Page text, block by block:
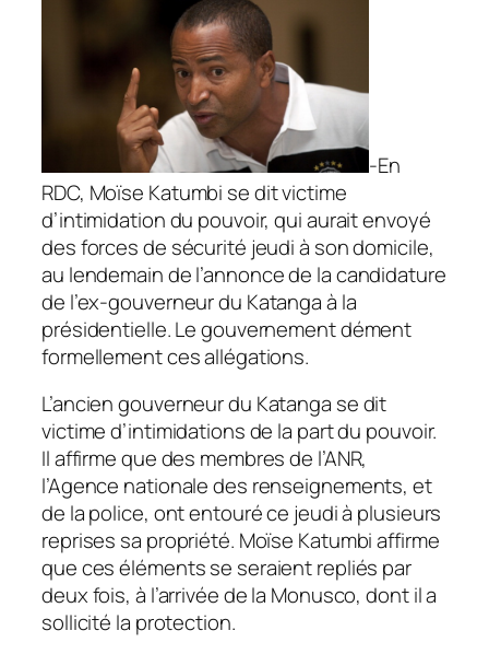
-En
RDC, Moïse Katumbi se dit victime
d’intimidation du pouvoir, qui aurait envoyé
des forces de sécurité jeudi à son domicile,
au lendemain de l’annonce de la candidature
de l’ex-gouverneur du Katanga à la
présidentielle. Le gouvernement dément
formellement ces allégations.
L’ancien gouverneur du Katanga se dit
victime d’intimidations de la part du pouvoir.
Il affirme que des membres de l’ANR,
l’Agence nationale des renseignements, et
de la police, ont entouré ce jeudi à plusieurs
reprises sa propriété. Moïse Katumbi affirme
que ces éléments se seraient repliés par
deux fois, à l’arrivée de la Monusco, dont il a
sollicité la protection.